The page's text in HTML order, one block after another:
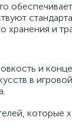
хранения и
и
в
которые